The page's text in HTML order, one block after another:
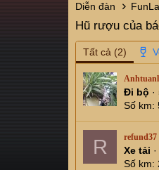
Diễn đàn
Hũ rượu của
Tất cả (2)
Đi bộ ·
Số km
R refund37
Xe tải ·
Số km